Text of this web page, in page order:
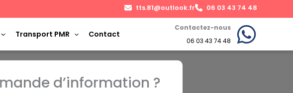
tts.81@outlook.fr 06 03 43 74 48
Transport PMR Contact
Contactez-nous
06 03 43 74 48
d’information ?